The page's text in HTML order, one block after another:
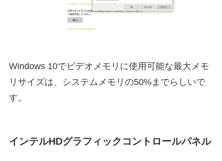
Windows 10でビデオメモリに使用可能な最大メモ
リサイズは、システムメモリの50%までらしいで
す。
インテルHDグラフィックコントロールパネル